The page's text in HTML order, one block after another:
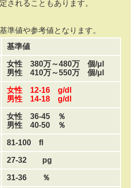
されることもあります。
準値や参考値となります。
基準値
女性 380万～480万 個/μl
男性 410万～550万 個/μl
女性 12-16 g/dl
男性 14-18 g/dl
女性 36-45 ％
男性 40-50 ％
81-100 fl
27-32 pg
31-36 ％